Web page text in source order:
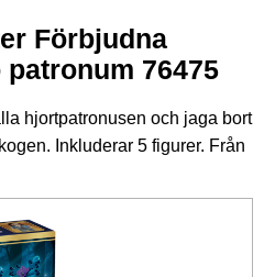
Förbjudna
76475
hjortpatronusen och jaga bort
Inkluderar 5 figurer. Från